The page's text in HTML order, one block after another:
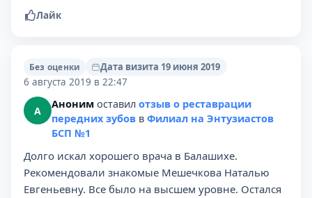
Лайк
Без оценки
Дата визита 19 июня 2019
6 августа 2019 в 22:47
А Аноним оставил отзыв о реставрации
передних зубов в Филиал на Энтузиастов
БСП №1
Долго искал хорошего врача в Балашихе.
Рекомендовали знакомые Мешечкова Наталью
Евгеньевну. Все было на высшем уровне. Остался